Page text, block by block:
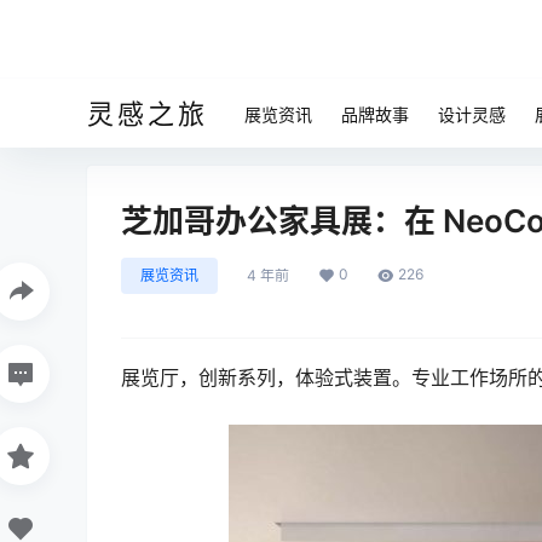
灵感之旅 展览资讯 品牌故事 设计灵感
芝加哥办公家具展：在
展览资讯 4 年前 0 226
展览厅，创新系列，体验式装置。专业工作场所